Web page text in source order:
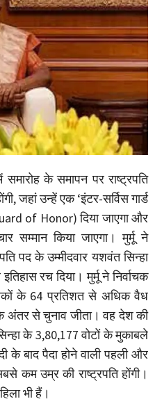
के समापन पर राष्ट्रपति
जहां उन्हें एक ‘इंटर-सर्विस गार्ड
of Honor) दिया जाएगा और
सम्मान किया जाएगा। मुर्मू ने
पद के उम्मीदवार यशवंत सिन्हा
रच दिया। मुर्मू ने निर्वाचक
के 64 प्रतिशत से अधिक वैध
अंतर से चुनाव जीता। वह देश की
के 3,80,177 वोटों के मुकाबले
के बाद पैदा होने वाली पहली और
कम उम्र की राष्ट्रपति होंगी।
भी हैं।